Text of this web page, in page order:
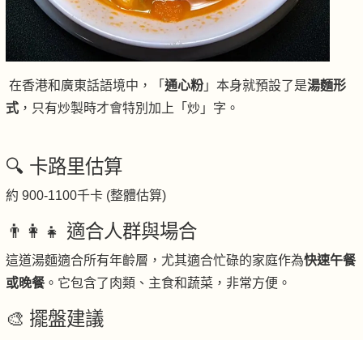
在香港和廣東話語境中，「 通心粉」本身就預設了是湯麵形
式 ，只有炒製時才會特別加上「炒」字。
🔍 卡路里估算
約 900-1100千卡 (整體估算)
👨‍👩‍👧 適合人群與場合
這道湯麵適合所有年齡層，尤其適合忙碌的家庭作為快速午餐
或晚餐。它包含了肉類、主食和蔬菜，非常方便。
🎨 擺盤建議